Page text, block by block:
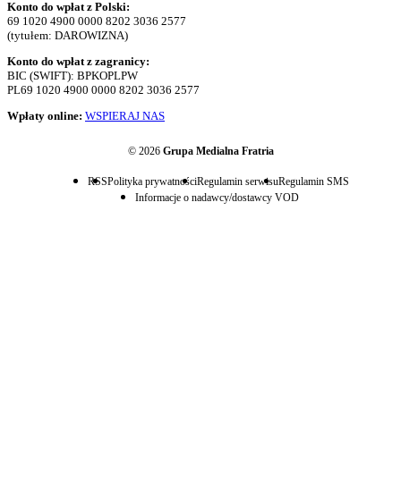
Konto do wpłat z Polski:
69 1020 4900 0000 8202 3036 2577
(tytułem: DAROWIZNA)
Konto do wpłat z zagranicy:
BIC (SWIFT): BPKOPLPW
PL69 1020 4900 0000 8202 3036 2577
Wpłaty online: WSPIERAJ NAS
© 2026 Grupa Medialna Fratria
RSSPolityka prywatnościRegulamin serwisuRegulamin SMS
Informacje o nadawcy/dostawcy VOD